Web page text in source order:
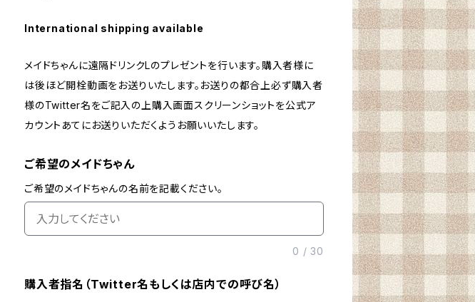
International shipping available
メイドちゃんに遠隔ドリンクLのプレゼントを行います。購入者様に
は後ほど開栓動画をお送りいたします。お送りの都合上必ず購入者
様のTwitter名をご記入の上購入画面スクリーンショットを公式ア
カウントあてにお送りいただくようお願いいたします。
ご希望のメイドちゃん
ご希望のメイドちゃんの名前を記載ください。
0 /30
購入者指名（Twitter名もしくは店内での呼び名）